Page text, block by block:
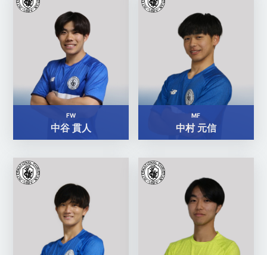
FW
中谷 貫人
MF
中村 元信